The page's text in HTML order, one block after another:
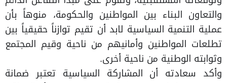
والتعاون البناء بين المواطنين والحكومة، منوهاً بأن
عملية التنمية السياسية لابد أن تقيم توازناً حقيقياً بين
تطلعات المواطنين وأمانيهم من ناحية وقيم المجتمع
وثوابته الوطنية من ناحية أخرى.
وأكد سعادته أن المشاركة السياسية تعتبر ضمانة